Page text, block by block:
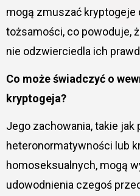
mogą zmuszać kryptogeje
tożsamości, co powoduje,
nie odzwierciedla ich
Co może świadczyć o
kryptogeja?
Jego zachowania, takie jak
heteronormatywności lub
homoseksualnych, mogą
udowodnienia czegoś